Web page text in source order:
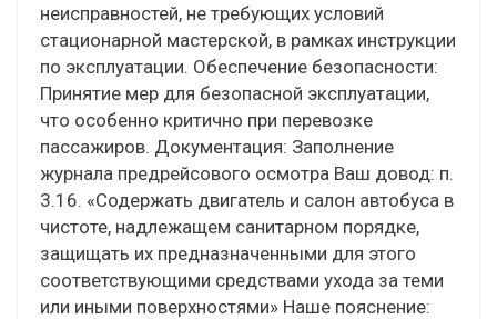
неисправностей, не требующих условий
стационарной мастерской, в рамках инструкции
по эксплуатации. Обеспечение безопасности:
Принятие мер для безопасной эксплуатации,
что особенно критично при перевозке
пассажиров. Документация: Заполнение
журнала предрейсового осмотра Ваш довод: п.
3.16. «Содержать двигатель и салон автобуса в
чистоте, надлежащем санитарном порядке,
защищать их предназначенными для этого
соответствующими средствами ухода за теми
или иными поверхностями» Наше пояснение: